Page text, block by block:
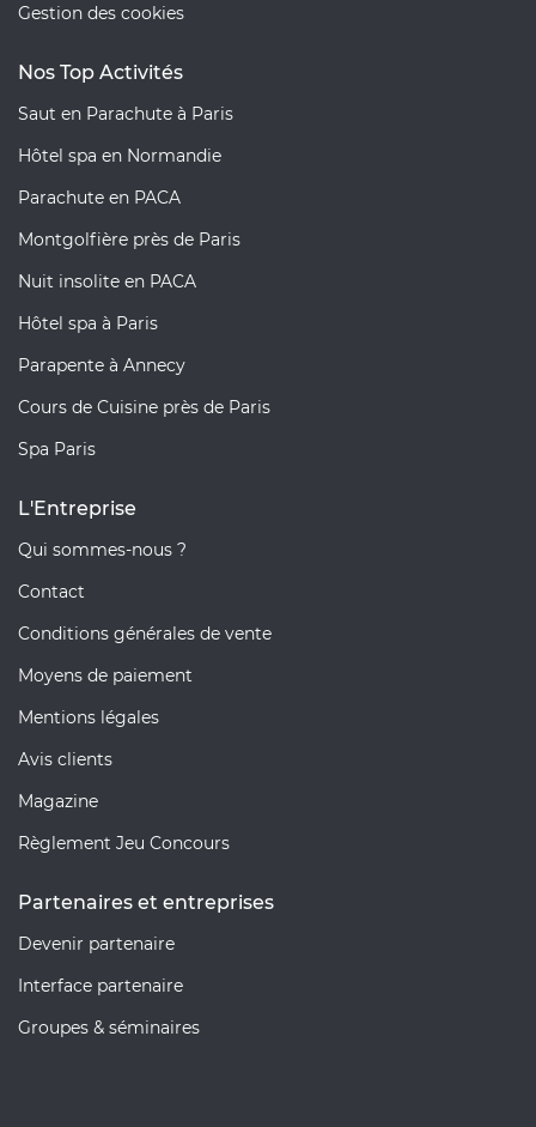
Gestion des cookies
Nos Top Activités
Saut en Parachute à Paris
Hôtel spa en Normandie
Parachute en PACA
Montgolfière près de Paris
Nuit insolite en PACA
Hôtel spa à Paris
Parapente à Annecy
Cours de Cuisine près de Paris
Spa Paris
L'Entreprise
Qui sommes-nous ?
Contact
Conditions générales de vente
Moyens de paiement
Mentions légales
Avis clients
Magazine
Règlement Jeu Concours
Partenaires et entreprises
Devenir partenaire
Interface partenaire
Groupes & séminaires